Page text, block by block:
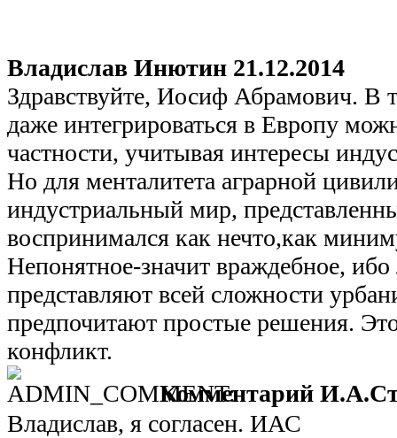
Владислав Инютин 21.12.2014
Здравствуйте, Иосиф Абрамович. В
даже интегрироваться в Европу
частности, учитывая интересы
Но для менталитета аграрной
индустриальный мир,
воспринимался как нечто,как
Непонятное-значит враждебное,
представляют всей сложности
предпочитают простые решения.
конфликт.
Комментарий
Владислав, я согласен. ИАС